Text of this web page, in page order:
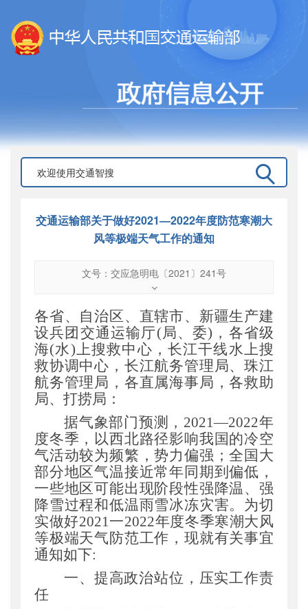
交通运输部关于做好2021—2022年度防范寒潮大
风等极端天气工作的通知
文号：交应急明电〔2021〕241号
交应急明电〔2021〕241号
索引号
：000019713O15/2021-00036
公开日期 ：2021年09月28日
主题词：
防范 寒潮大风 极端天气
机构分类：中国海上搜救中心
主题分类 ：应急管理
公文类型 ：部明电或部办公厅明电
各省、自治区、直辖市、新疆生产建
设兵团交通运输厅(局、委) ， 各省级
海(水)上搜救中心 ， 长江干线水上搜
救协调中心 ， 长江航务管理局、珠江
航务管理局 ， 各直属海事局 ，各救助
局、打捞局 ：
据气象部门预测 ， 2021—2022年
度冬季 ， 以西北路径影响我国的冷空
气活动较为频繁 ，势力偏强 ； 全国大
部分地区气温接近常年同期到偏低 ，
一些地区可能出现阶段性强降温、强
降雪过程和低温雨雪冰冻灾害。为切
实做好2021一2022年度冬季寒潮大风
等极端天气防范工作 ，现就有关事宜
通知如下:
一、提高政治站位 ， 压实工作责
任